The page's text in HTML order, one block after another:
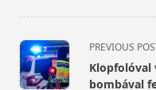
<span
class="nav-
subtitle
PREVIOUS
Klopfolóval
bombával